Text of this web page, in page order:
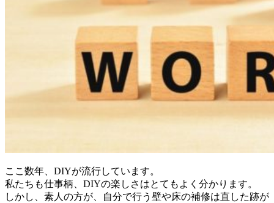
ここ数年、DIYが流行しています。
私たちも仕事柄、DIYの楽しさはとてもよく分かります。
しかし、素人の方が、自分で行う壁や床の補修は直した跡が